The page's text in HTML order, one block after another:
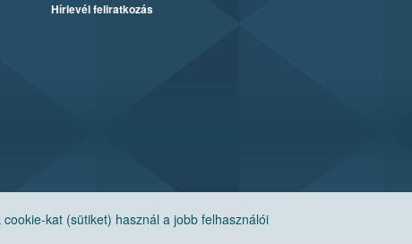
kat (sütiket) használ a jobb felhasználói
Hírlevél feliratkozás